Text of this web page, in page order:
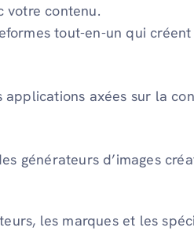
votre contenu.
tout-en-un qui
applications axées sur la
générateurs d’images
les marques et les